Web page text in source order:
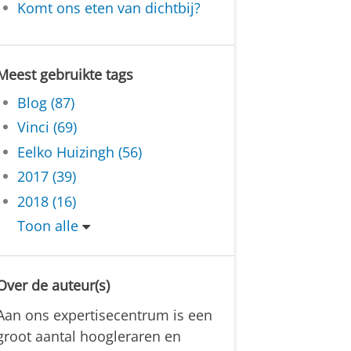
Komt ons eten van dichtbij?
gebruikte tags
Blog (87)
Vinci (69)
Eelko Huizingh (56)
2017 (39)
2018 (16)
Toon alle
de auteur(s)
ons expertisecentrum is een
aantal hoogleraren en